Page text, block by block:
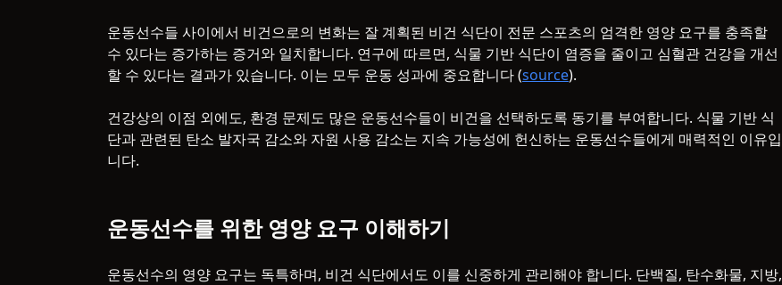
운동선수들 사이에서 비건으로의 변화는 잘 계획된 비건 식단이 전문 스포츠의 엄격한 영양 요구를 충족할
수 있다는 증가하는 증거와 일치합니다. 연구에 따르면, 식물 기반 식단이 염증을 줄이고 심혈관 건강을 개선
할 수 있다는 결과가 있습니다. 이는 모두 운동 성과에 중요합니다 (source).
건강상의 이점 외에도, 환경 문제도 많은 운동선수들이 비건을 선택하도록 동기를 부여합니다. 식물 기반 식
단과 관련된 탄소 발자국 감소와 자원 사용 감소는 지속 가능성에 헌신하는 운동선수들에게 매력적인 이유입
니다.
운동선수를 위한 영양 요구 이해하기
운동선수의 영양 요구는 독특하며, 비건 식단에서도 이를 신중하게 관리해야 합니다. 단백질, 탄수화물, 지방,